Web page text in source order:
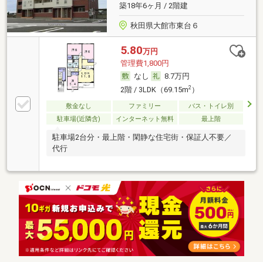
築18年6ヶ月 / 2階建
秋田県大館市東台６
5.80万円
管理費1,800円
なし
8.7万円
2階 / 3LDK（69.15m2）
敷金なし ファミリー
バス・トイレ別
駐車場(近隣含)
インターネット無料 最上階
駐車場2台分・最上階・閑静な住宅街・保証人不要／
代行